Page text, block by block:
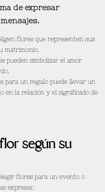
de expresar
flores que representen sus
matrimonio.
pueden simbolizar el amor
para un regalo puede llevar un
en la relación y el significado de
según su
flores para un evento o
expresar.